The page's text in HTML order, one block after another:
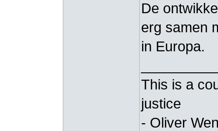
De
erg samen
in Europa.
This is a
justice
- Oliver